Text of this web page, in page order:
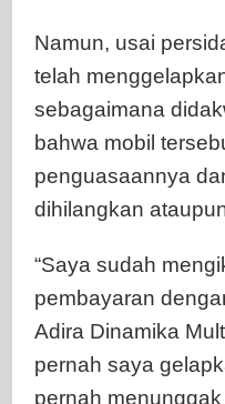
Namun, usai
telah
sebagaimana
bahwa mobil
penguasaannya
dihilangkan
“Saya sudah
pembayaran
Adira Dinamika
pernah saya
pernah